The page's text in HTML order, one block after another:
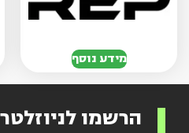
מידע נוסף
הרשמו